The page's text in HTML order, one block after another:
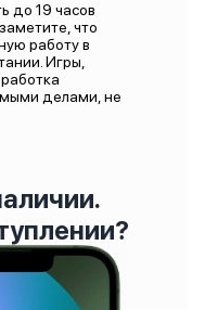
до 19 часов
что
работу в
Игры,
делами, не